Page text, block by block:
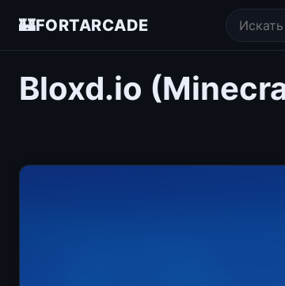
🏰FORTARCADE
Bloxd.io